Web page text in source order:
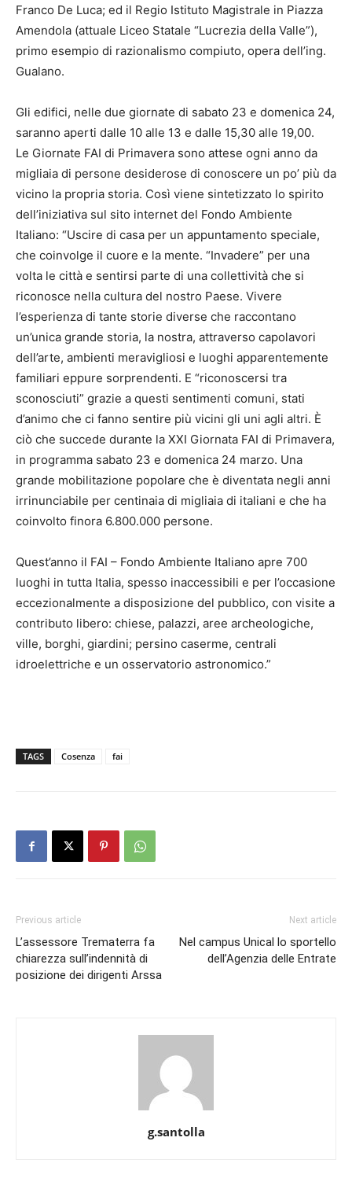
Franco De Luca; ed il Regio Istituto Magistrale in Piazza
Amendola (attuale Liceo Statale “Lucrezia della Valle”),
primo esempio di razionalismo compiuto, opera dell’ing.
Gualano.
Gli edifici, nelle due giornate di sabato 23 e domenica 24,
saranno aperti dalle 10 alle 13 e dalle 15,30 alle 19,00.
Le Giornate FAI di Primavera sono attese ogni anno da
migliaia di persone desiderose di conoscere un po’ più da
vicino la propria storia. Così viene sintetizzato lo spirito
dell’iniziativa sul sito internet del Fondo Ambiente
Italiano: “Uscire di casa per un appuntamento speciale,
che coinvolge il cuore e la mente. “Invadere” per una
volta le città e sentirsi parte di una collettività che si
riconosce nella cultura del nostro Paese. Vivere
l’esperienza di tante storie diverse che raccontano
un’unica grande storia, la nostra, attraverso capolavori
dell’arte, ambienti meravigliosi e luoghi apparentemente
familiari eppure sorprendenti. E “riconoscersi tra
sconosciuti” grazie a questi sentimenti comuni, stati
d’animo che ci fanno sentire più vicini gli uni agli altri. È
ciò che succede durante la XXI Giornata FAI di Primavera,
in programma sabato 23 e domenica 24 marzo. Una
grande mobilitazione popolare che è diventata negli anni
irrinunciabile per centinaia di migliaia di italiani e che ha
coinvolto finora 6.800.000 persone.
Quest’anno il FAI – Fondo Ambiente Italiano apre 700
luoghi in tutta Italia, spesso inaccessibili e per l’occasione
eccezionalmente a disposizione del pubblico, con visite a
contributo libero: chiese, palazzi, aree archeologiche,
ville, borghi, giardini; persino caserme, centrali
idroelettriche e un osservatorio astronomico.”
TAGS Cosenza fai
Previous article
L’assessore Trematerra fa
chiarezza sull’indennità di
posizione dei dirigenti Arssa
Next article
Nel campus Unical lo sportello
dell’Agenzia delle Entrate
g.santolla